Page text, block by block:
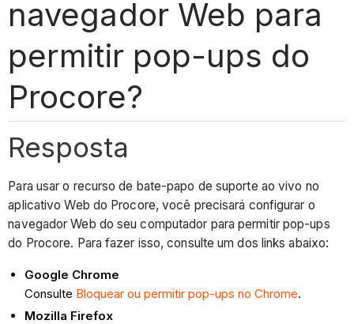
navegador Web para
permitir pop-ups do
Procore?
Resposta
Para usar o recurso de bate-papo de suporte ao vivo no
aplicativo Web do Procore, você precisará configurar o
navegador Web do seu computador para permitir pop-ups
do Procore. Para fazer isso, consulte um dos links abaixo:
Google Chrome
Consulte Bloquear ou permitir pop-ups no Chrome.
Mozilla Firefox